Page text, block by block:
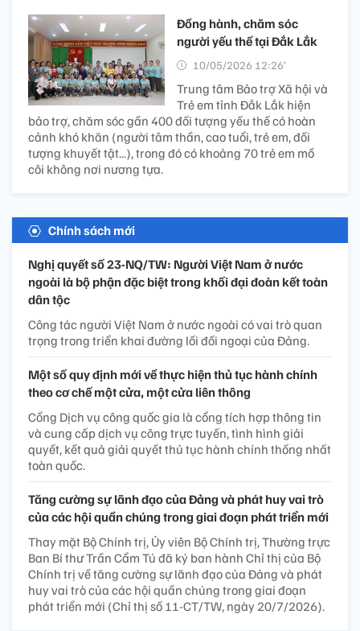
Đồng hành, chăm sóc
người yếu thế tại Đắk Lắk
10/05/2026 12:26’
Trung tâm Bảo trợ Xã hội và
Trẻ em tỉnh Đắk Lắk hiện
bảo trợ, chăm sóc gần 400 đối tượng yếu thế có hoàn
cảnh khó khăn (người tâm thần, cao tuổi, trẻ em, đối
tượng khuyết tật...), trong đó có khoảng 70 trẻ em mồ
côi không nơi nương tựa.
Chính sách mới
Nghị quyết số 23-NQ/TW: Người Việt Nam ở nước
ngoài là bộ phận đặc biệt trong khối đại đoàn kết toàn
dân tộc
Công tác người Việt Nam ở nước ngoài có vai trò quan
trọng trong triển khai đường lối đối ngoại của Đảng.
Một số quy định mới về thực hiện thủ tục hành chính
theo cơ chế một cửa, một cửa liên thông
Cổng Dịch vụ công quốc gia là cổng tích hợp thông tin
và cung cấp dịch vụ công trực tuyến, tình hình giải
quyết, kết quả giải quyết thủ tục hành chính thống nhất
toàn quốc.
Tăng cường sự lãnh đạo của Đảng và phát huy vai trò
của các hội quần chúng trong giai đoạn phát triển mới
Thay mặt Bộ Chính trị, Ủy viên Bộ Chính trị, Thường trực
Ban Bí thư Trần Cẩm Tú đã ký ban hành Chỉ thị của Bộ
Chính trị về tăng cường sự lãnh đạo của Đảng và phát
huy vai trò của các hội quần chúng trong giai đoạn
phát triển mới (Chỉ thị số 11-CT/TW, ngày 20/7/2026).